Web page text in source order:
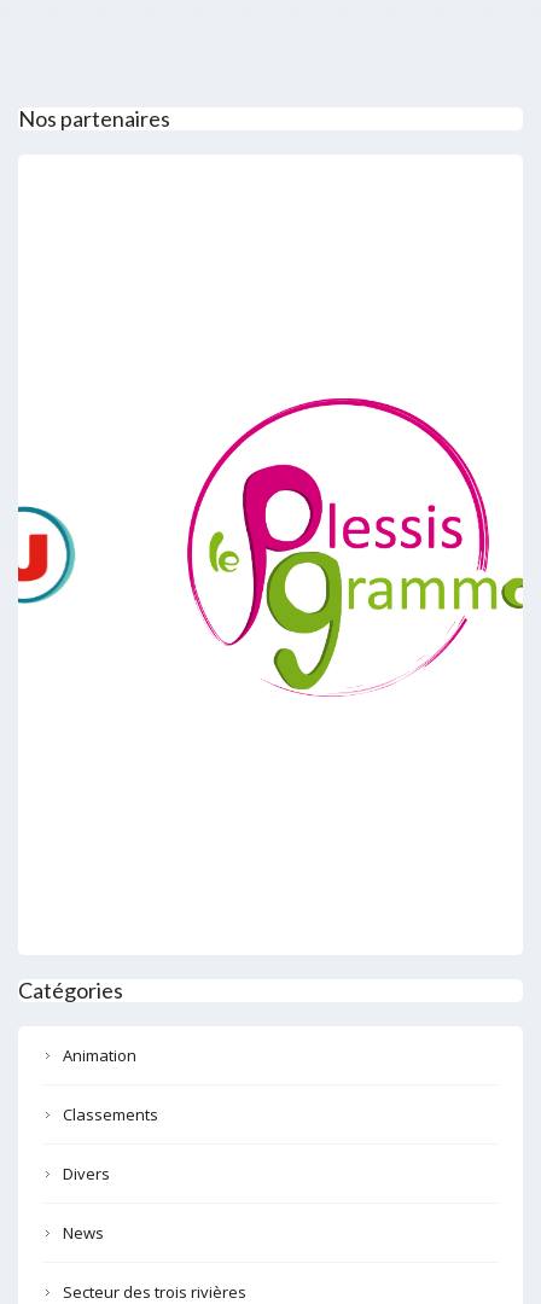
Nos partenaires
Catégories
Animation
Classements
Divers
News
Secteur des trois rivières